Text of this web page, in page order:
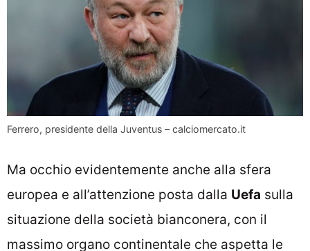
Ferrero, presidente della Juventus – calciomercato.it
Ma occhio evidentemente anche alla sfera
europea e all’attenzione posta dalla Uefa sulla
situazione della società bianconera, con il
massimo organo continentale che aspetta le